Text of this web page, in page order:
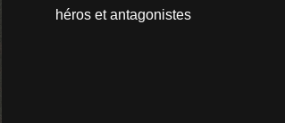
héros et antagonistes